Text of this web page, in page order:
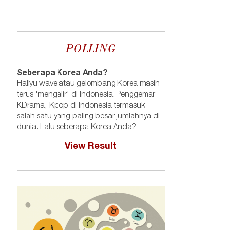
POLLING
Seberapa Korea Anda?
Hallyu wave atau gelombang Korea masih
terus 'mengalir' di Indonesia. Penggemar
KDrama, Kpop di Indonesia termasuk
salah satu yang paling besar jumlahnya di
dunia. Lalu seberapa Korea Anda?
View Result